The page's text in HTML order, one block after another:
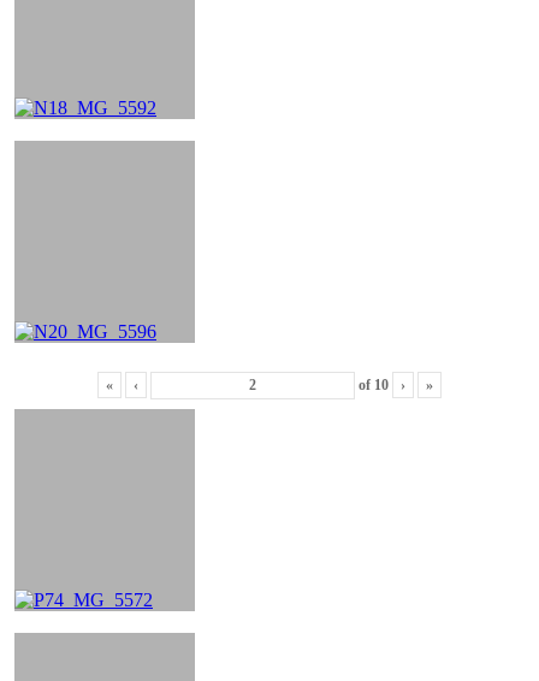
« ‹ of 10 › »